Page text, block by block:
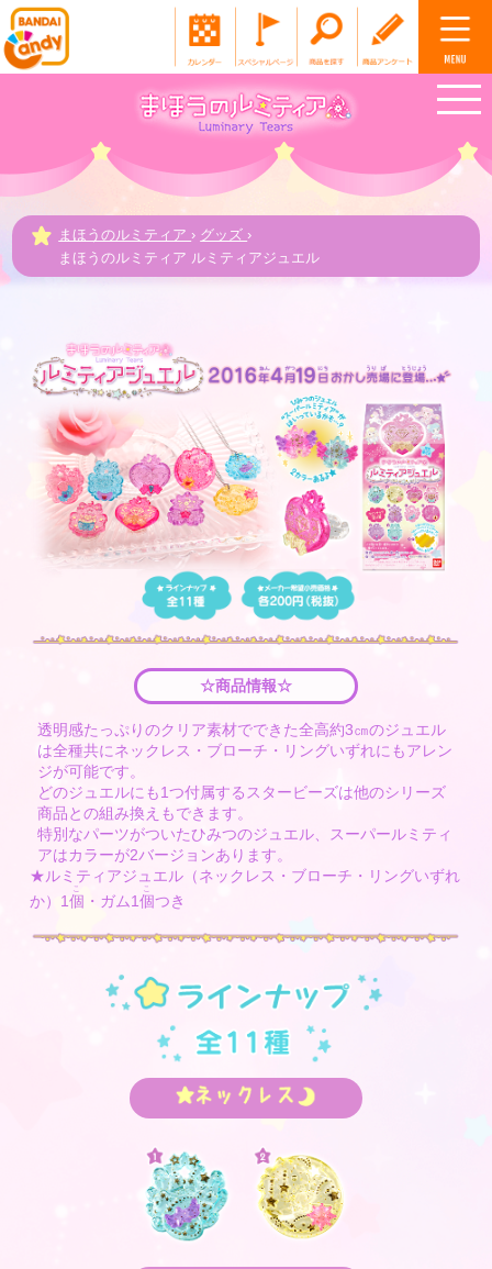
まほうのルミティア › グッズ ›
まほうのルミティア ルミティアジュエル
☆商品情報☆
透明感たっぷりのクリア素材でできた全高約3㎝のジュエル
は全種共にネックレス・ブローチ・リングいずれにもアレン
ジが可能です。
どのジュエルにも1つ付属するスタービーズは他のシリーズ
商品との組み換えもできます。
特別なパーツがついたひみつのジュエル、スーパールミティ
アはカラーが2バージョンあります。
★ルミティアジュエル（ネックレス・ブローチ・リングいずれ
か）1個
こ
・ガム1個
こ
つき